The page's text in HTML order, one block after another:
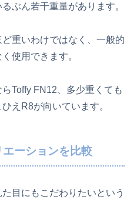
ぶん若干重量があります。
重いわけではなく、一般的
使用できます。
Toffy FN12、多少重くても
えR8が向いています。
ーションを比較
目にもこだわりたいという